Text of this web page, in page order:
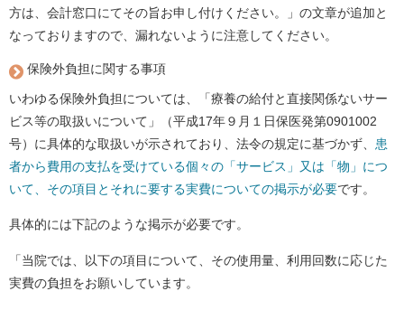
方は、会計窓口にてその旨お申し付けください。」の文章が追加と
なっておりますので、漏れないように注意してください。
保険外負担に関する事項
いわゆる保険外負担については、「療養の給付と直接関係ないサー
ビス等の取扱いについて」（平成17年９月１日保医発第0901002
号）に具体的な取扱いが示されており、法令の規定に基づかず、 患
者から費用の支払を受けている個々の「サービス」又は「物」につ
いて、その項目とそれに要する実費についての掲示が必要です。
具体的には下記のような掲示が必要です。
「当院では、以下の項目について、その使用量、利用回数に応じた
実費の負担をお願いしています。